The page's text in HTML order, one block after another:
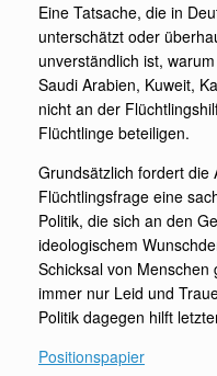
Eine Tatsache, die in
unterschätzt oder
unverständlich ist,
Saudi Arabien, Kuweit,
nicht an der
Flüchtlinge beteiligen.
Grundsätzlich fordert die
Flüchtlingsfrage eine
Politik, die sich an den
ideologischem
Schicksal von
immer nur Leid und
Politik dagegen hilft
Positionspapier